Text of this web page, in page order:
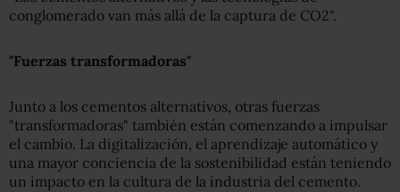
conglomerado van más allá de la captura de CO2".
"Fuerzas transformadoras"
Junto a los cementos alternativos, otras fuerzas
"transformadoras" también están comenzando a impulsar
el cambio. La digitalización, el aprendizaje automático y
una mayor conciencia de la sostenibilidad están teniendo
un impacto en la cultura de la industria del cemento.